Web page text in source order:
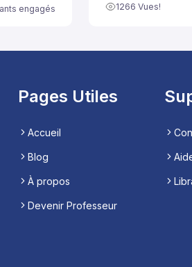
engagés 1266 Vues!
Pages Utiles
Accueil
Blog
À propos
Devenir Professeur